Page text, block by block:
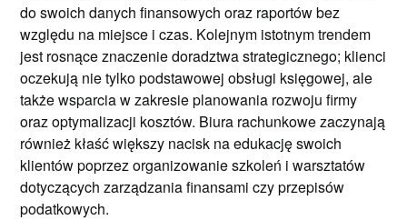
do swoich danych finansowych oraz raportów bez
względu na miejsce i czas. Kolejnym istotnym trendem
jest rosnące znaczenie doradztwa strategicznego; klienci
oczekują nie tylko podstawowej obsługi księgowej, ale
także wsparcia w zakresie planowania rozwoju firmy
oraz optymalizacji kosztów. Biura rachunkowe zaczynają
również kłaść większy nacisk na edukację swoich
klientów poprzez organizowanie szkoleń i warsztatów
dotyczących zarządzania finansami czy przepisów
podatkowych.